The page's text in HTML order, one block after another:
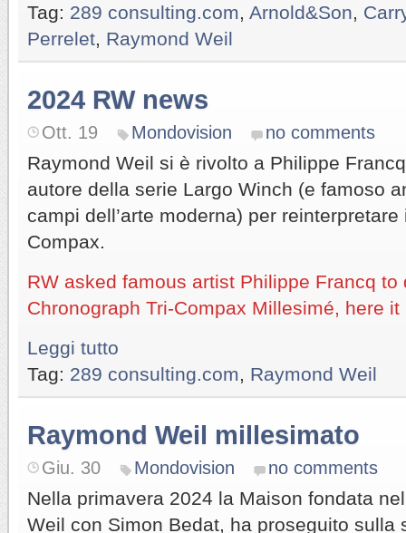
Tag: 289 consulting.com Arnold&Son
Perrelet Raymond Weil
2024 RW news
Ott. 19 Mondovision no comments
Raymond Weil si è rivolto a Philippe
autore della serie Largo Winch (e famoso
campi dell’arte moderna) per
Compax.
RW asked famous artist Philippe Francq to
Chronograph Tri-Compax Millesimé, here it
Leggi tutto
Tag: 289 consulting.com Raymond Weil
Raymond Weil millesimato
Giu. 30 Mondovision no comments
Nella primavera 2024 la Maison fondata
Weil con Simon Bedat, ha proseguito sulla